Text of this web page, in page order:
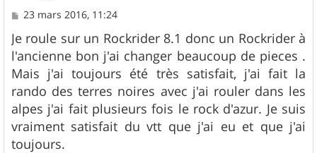
M
s
s
a
g
e
23 mars 2016, 11:24
Je roule sur un Rockrider 8.1 donc un Rockrider à
l'ancienne bon j'ai changer beaucoup de pieces .
Mais j'ai toujours été très satisfait, j'ai fait la
rando des terres noires avec j'ai rouler dans les
alpes j'ai fait plusieurs fois le rock d'azur. Je suis
vraiment satisfait du vtt que j'ai eu et que j'ai
toujours.